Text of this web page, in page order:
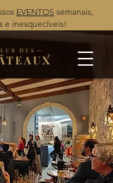
EVENTOS semanais,
e inesquecíveis!